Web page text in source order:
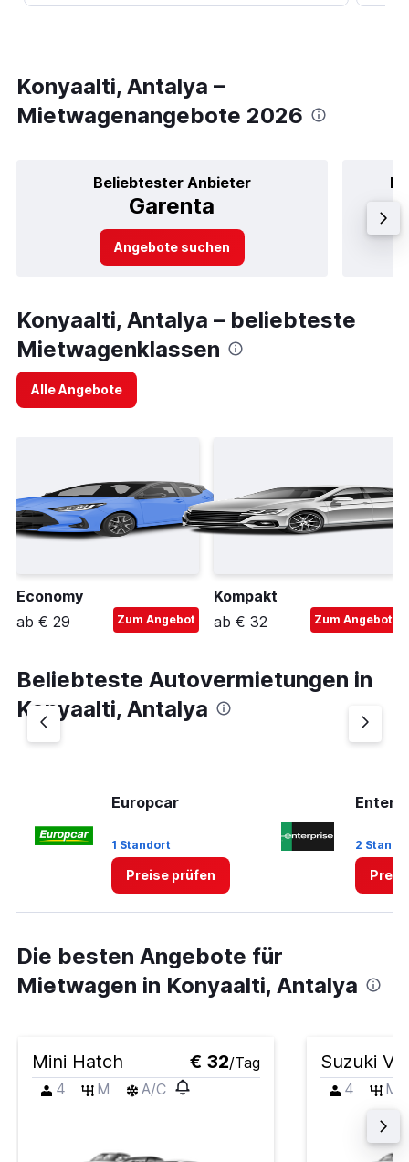
Konyaalti, Antalya –
Mietwagenangebote 2026
Beliebtester Anbieter
Garenta
Angebote suchen
Konyaalti, Antalya – beliebteste
Mietwagenklassen
Alle Angebote
Economy
ab € 29
Zum Angebot
Kompakt
ab € 32
Zum Angebot
Beliebteste Autovermietungen in
Konyaalti, Antalya
Europcar
1 Standort
Preise prüfen
2
Die besten Angebote für
Mietwagen in Konyaalti, Antalya
Mini Hatch € 32/Tag
4
M A/C
Suzuki
4 M